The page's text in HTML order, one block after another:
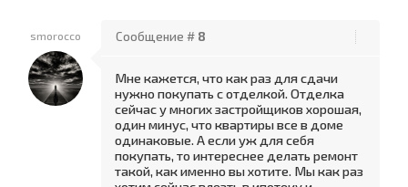
smorocco Сообщение # 8
Мне кажется, что как раз для сдачи
нужно покупать с отделкой. Отделка
сейчас у многих застройщиков хорошая,
один минус, что квартиры все в доме
одинаковые. А если уж для себя
покупать, то интереснее делать ремонт
такой, как именно вы хотите. Мы как раз